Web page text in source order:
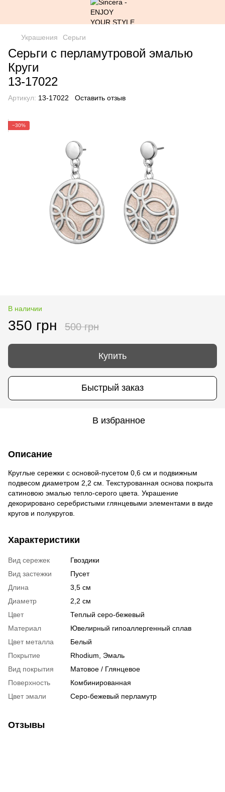
Украшения Серьги
Серьги с перламутровой эмалью
Круги
13-17022
Артикул: 13-17022 Оставить отзыв
−30%
В наличии
350 грн 500 грн
Купить
Быстрый заказ
В избранное
Описание
Круглые сережки с основой-пусетом 0,6 см и подвижным
подвесом диаметром 2,2 см. Текстурованная основа покрыта
сатиновою эмалью тепло-серого цвета. Украшение
декорировано серебристыми глянцевыми элементами в виде
кругов и полукругов.
Характеристики
Вид сережек
Гвоздики
Вид застежки
Пусет
Длина
3,5 см
Диаметр
2,2 см
Цвет
Теплый серо-бежевый
Материал
Ювелирный гипоаллергенный сплав
Цвет металла
Белый
Покрытие
Rhodium, Эмаль
Вид покрытия
Матовое / Глянцевое
Поверхность
Комбинированная
Цвет эмали
Серо-бежевый перламутр
Отзывы